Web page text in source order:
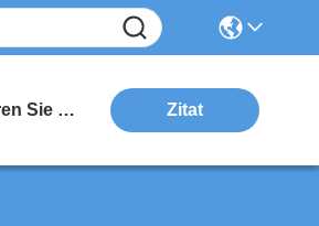
Kontaktieren Sie Uns Zitat